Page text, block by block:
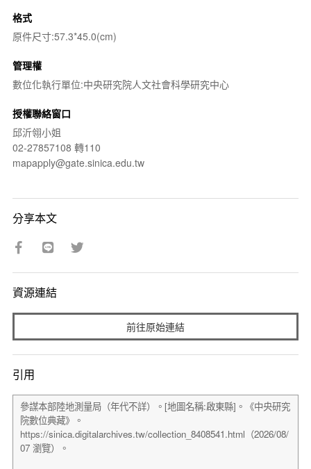
格式
原件尺寸:57.3*45.0(cm)
管理權
數位化執行單位:中央研究院人文社會科學研究中心
授權聯絡窗口
邱沂翎小姐
02-27857108 轉110
mapapply@gate.sinica.edu.tw
分享本文
資源連結
前往原始連結
引用